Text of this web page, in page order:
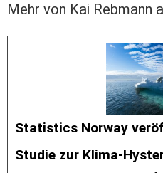
Mehr von Kai Rebmann
Statistics Norway
Studie zur Klima-